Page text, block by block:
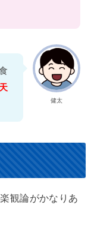
健太
観論がかなりあ